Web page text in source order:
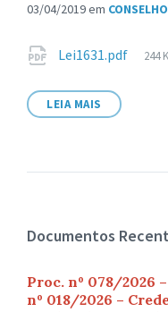
03/04/2019em
Anexos
Lei1631.pdf 244
LEIA MAIS
Documentos
Proc. nº 078/2026
nº 018/2026 –